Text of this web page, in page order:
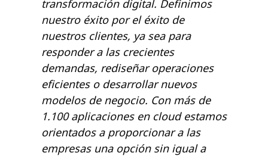
transformación digital. Definimos
nuestro éxito por el éxito de
nuestros clientes, ya sea para
responder a las crecientes
demandas, rediseñar operaciones
eficientes o desarrollar nuevos
modelos de negocio. Con más de
1.100 aplicaciones en cloud estamos
orientados a proporcionar a las
empresas una opción sin igual a